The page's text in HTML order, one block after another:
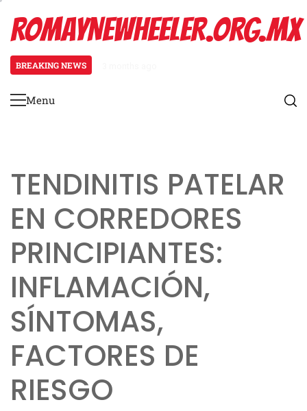
content
ROMAYNEWHEELER.ORG.MX
BREAKING NEWS
Primary
Menu
TENDINITIS PATELAR
EN CORREDORES
PRINCIPIANTES:
INFLAMACIÓN,
SÍNTOMAS,
FACTORES DE
RIESGO